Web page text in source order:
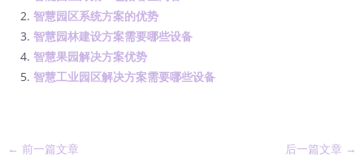
智慧园区系统方案的优势
智慧园林建设方案需要哪些设备
智慧果园解决方案优势
智慧工业园区解决方案需要哪些设备
← 前一篇文章 后一篇文章 →